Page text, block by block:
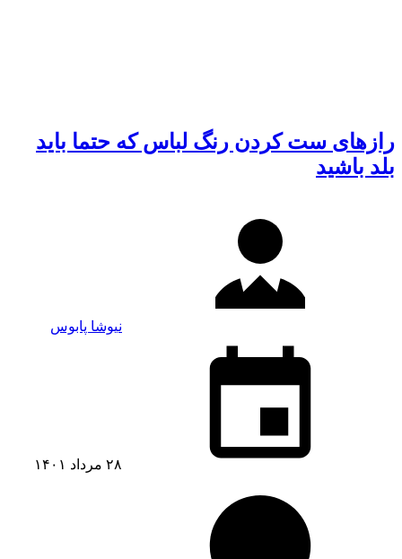
رازهای ست کردن رنگ لباس که حتما باید
بلد باشید
نیوشا پابوس
۲۸ مرداد ۱۴۰۱